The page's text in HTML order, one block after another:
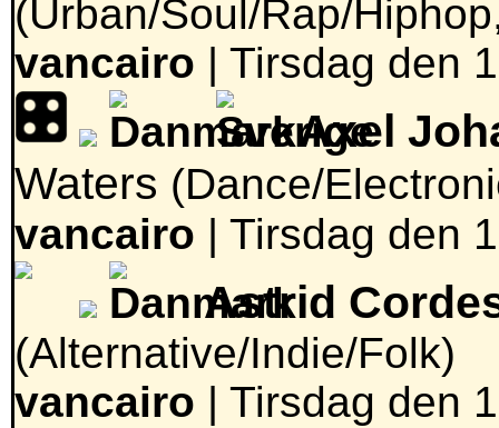
(Urban/Soul/Rap/
vancairo | Tirsdag den
Axel
Waters (Dance/
vancairo | Tirsdag den
Astrid
(Alternative/Indie/Folk)
vancairo | Tirsdag den